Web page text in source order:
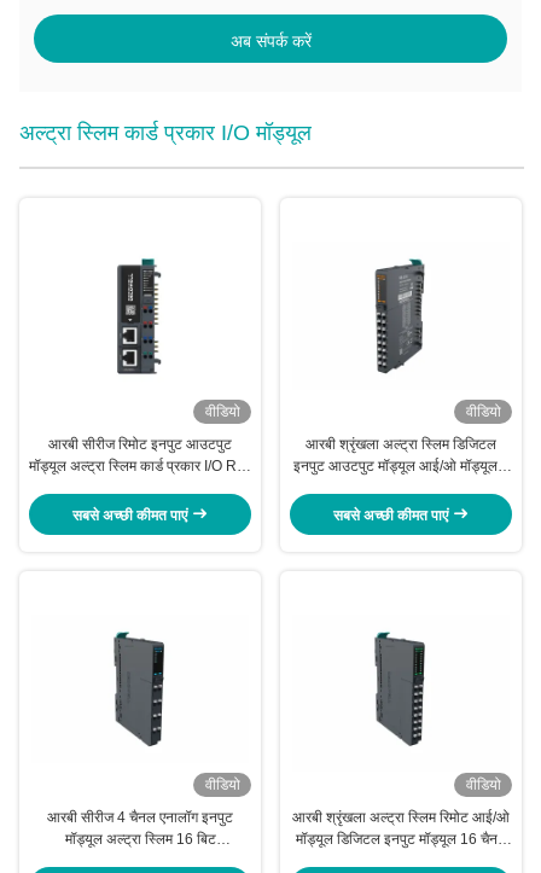
अब संपर्क करें
अल्ट्रा स्लिम कार्ड प्रकार I/O मॉड्यूल
वीडियो
आरबी सीरीज रिमोट इनपुट आउटपुट
मॉड्यूल अल्ट्रा स्लिम कार्ड प्रकार I/O RB-
सबसे अच्छी कीमत पाएं
वीडियो
आरबी श्रृंखला अल्ट्रा स्लिम डिजिटल
इनपुट आउटपुट मॉड्यूल आई/ओ मॉड्यूल 8
सबसे अच्छी कीमत पाएं
वीडियो
आरबी सीरीज 4 चैनल एनालॉग इनपुट
मॉड्यूल अल्ट्रा स्लिम 16 बिट
वीडियो
आरबी श्रृंखला अल्ट्रा स्लिम रिमोट आई/ओ
मॉड्यूल डिजिटल इनपुट मॉड्यूल 16 चैनल